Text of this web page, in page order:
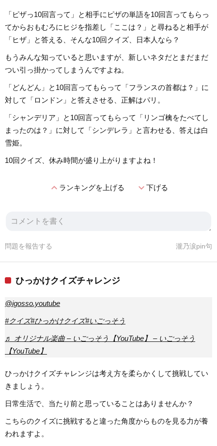
「ピザっ10回言って」と相手にピザの単語を10回言ってもらっ
てからおもむろにヒジを指差し「ここは？」と尋ねると相手が
「ヒザ」と答える、そんな10回クイズ、日本人なら？
もうみんな知っていると思いますが、新しいネタだとまだまだ
つい引っ掛かってしまうんですよね。
「どんどん」と10回言ってもらって「フランスの首都は？」に
対して「ロンドン」と答えさせる、正解はパリ。
「シャンデリア」と10回言ってもらって「リンゴ檎をたべてし
まったのは？」に対して「シンデレラ」と言わせる、答えは白
雪姫。
10回クイズ、休み時間が盛り上がりますよね！
expand_lessランキングを上げる expand_more下げる
瀧乃涙pin句
問題を報告する
ひっかけクイズチャレンジ
@igosso.youtube
#クイズ#ひっかけクイズ#いごっそう
♬ オリジナル楽曲 – いごっそう【YouTube】 – いごっそう
【YouTube】
ひっかけクイズチャレンジは考え方を柔らかくして挑戦してい
きましょう。
日常生活で、当たり前と思っていることはありませんか？
こちらのクイズに挑戦すると違った角度からものを見る力が養
われますよ。